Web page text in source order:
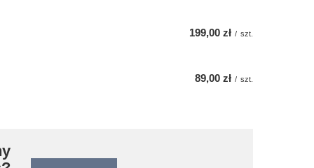
199,00 zł / szt.
89,00 zł / szt.